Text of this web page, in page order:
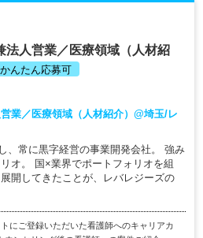
法人営業／医療領域（人材紹
かんたん応募可
業／医療領域（人材紹介）@埼玉/レ
、常に黒字経営の事業開発会社。 強み
オ。 国×業界でポートフォリオを組
開してきたことが、レバレジーズの
トにご登録いただいた看護師へのキャリアカ